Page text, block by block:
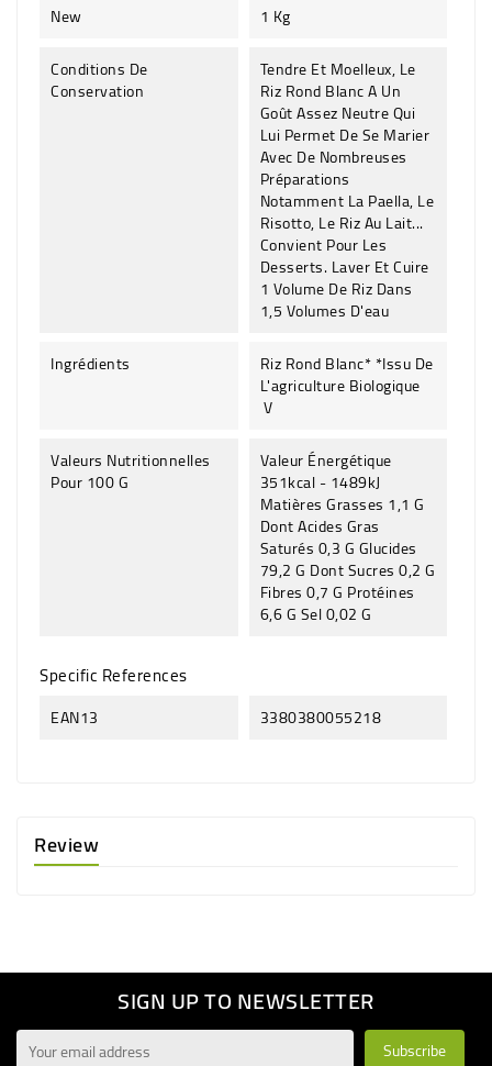
New
1 Kg
Conditions De
Conservation
Tendre Et Moelleux, Le
Riz Rond Blanc A Un
Goût Assez Neutre Qui
Lui Permet De Se Marier
Avec De Nombreuses
Préparations
Notamment La Paella, Le
Risotto, Le Riz Au Lait...
Convient Pour Les
Desserts. Laver Et Cuire
1 Volume De Riz Dans
1,5 Volumes D'eau
Ingrédients
Riz Rond Blanc* *Issu De
L'agriculture Biologique
V
Valeurs Nutritionnelles
Pour 100 G
Valeur Énergétique
351kcal - 1489kJ
Matières Grasses 1,1 G
Dont Acides Gras
Saturés 0,3 G Glucides
79,2 G Dont Sucres 0,2 G
Fibres 0,7 G Protéines
6,6 G Sel 0,02 G
Specific References
EAN13 3380380055218
Review
SIGN UP TO NEWSLETTER